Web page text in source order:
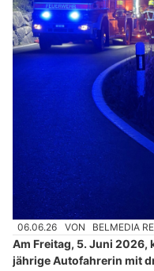
06.06.26 VON BELMEDIA
Am Freitag, 5. Juni 2026,
jährige Autofahrerin mit